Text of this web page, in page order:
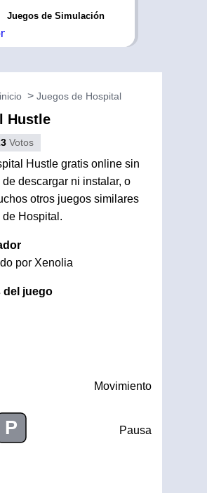
Juegos de Simulación
Juegos de Hospital
Hustle
Votos
Hustle gratis online sin
descargar ni instalar, o
otros juegos similares
Hospital.
por Xenolia
del juego
Movimiento
P Pausa